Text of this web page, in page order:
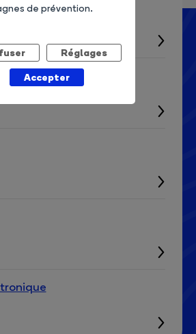
de prévention.
Réglages
Accepter